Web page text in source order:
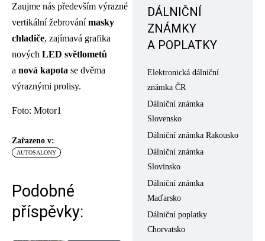
Zaujme nás především výrazné
vertikální žebrovánímasky
chladiče, zajímavá grafika
nových LED světlometů
a nová kapota se dvěma
výraznými prolisy.
Foto: Motor1
Zařazeno v:
AUTOSALONY
Podobné
příspěvky:
DÁLNIČNÍ
ZNÁMKY
A POPLATKY
Elektronická dálniční
známka ČR
Dálniční známka
Slovensko
Dálniční známka Rakousko
Dálniční známka
Slovinsko
Dálniční známka
Maďarsko
Dálniční poplatky
Chorvatsko